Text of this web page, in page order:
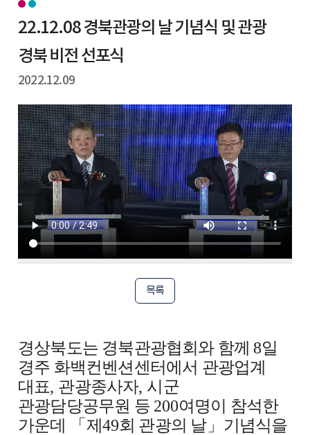
22.12.08 경북관광의 날 기념식 및 관광
경북 비전 선포식
2022.12.09
목록
경상북도는 경북관광협회와 함께 8일
경주 화백컨벤션센터에서 관광업계
대표, 관광종사자, 시군
관광담당공무원 등 200여명이 참석한
가운데
「 제49회 관광의 날」 기념식을